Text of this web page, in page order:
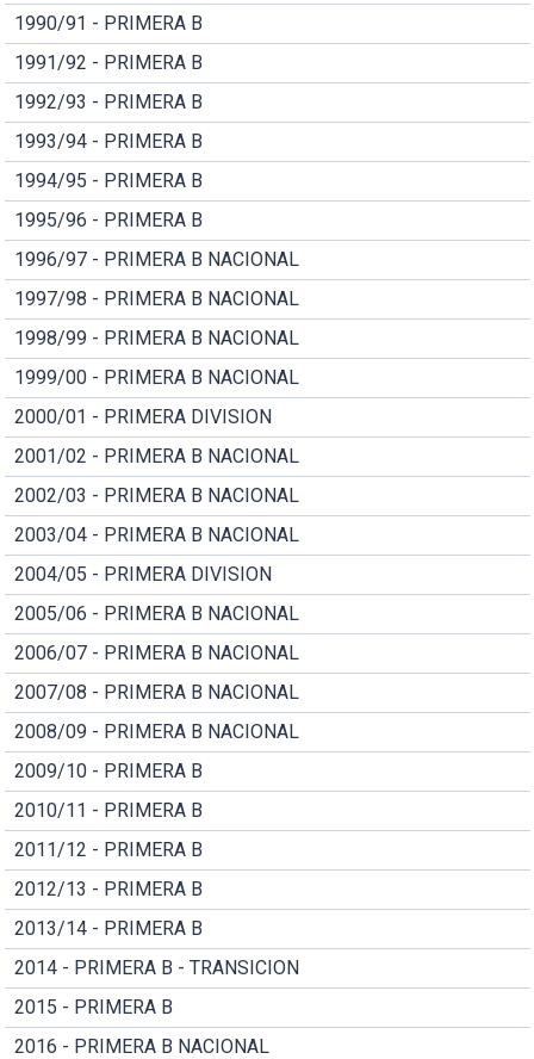
1990/91 - PRIMERA B
1991/92 - PRIMERA B
1992/93 - PRIMERA B
1993/94 - PRIMERA B
1994/95 - PRIMERA B
1995/96 - PRIMERA B
1996/97 - PRIMERA B NACIONAL
1997/98 - PRIMERA B NACIONAL
1998/99 - PRIMERA B NACIONAL
1999/00 - PRIMERA B NACIONAL
2000/01 - PRIMERA DIVISION
2001/02 - PRIMERA B NACIONAL
2002/03 - PRIMERA B NACIONAL
2003/04 - PRIMERA B NACIONAL
2004/05 - PRIMERA DIVISION
2005/06 - PRIMERA B NACIONAL
2006/07 - PRIMERA B NACIONAL
2007/08 - PRIMERA B NACIONAL
2008/09 - PRIMERA B NACIONAL
2009/10 - PRIMERA B
2010/11 - PRIMERA B
2011/12 - PRIMERA B
2012/13 - PRIMERA B
2013/14 - PRIMERA B
2014 - PRIMERA B - TRANSICION
2015 - PRIMERA B
2016 - PRIMERA B NACIONAL